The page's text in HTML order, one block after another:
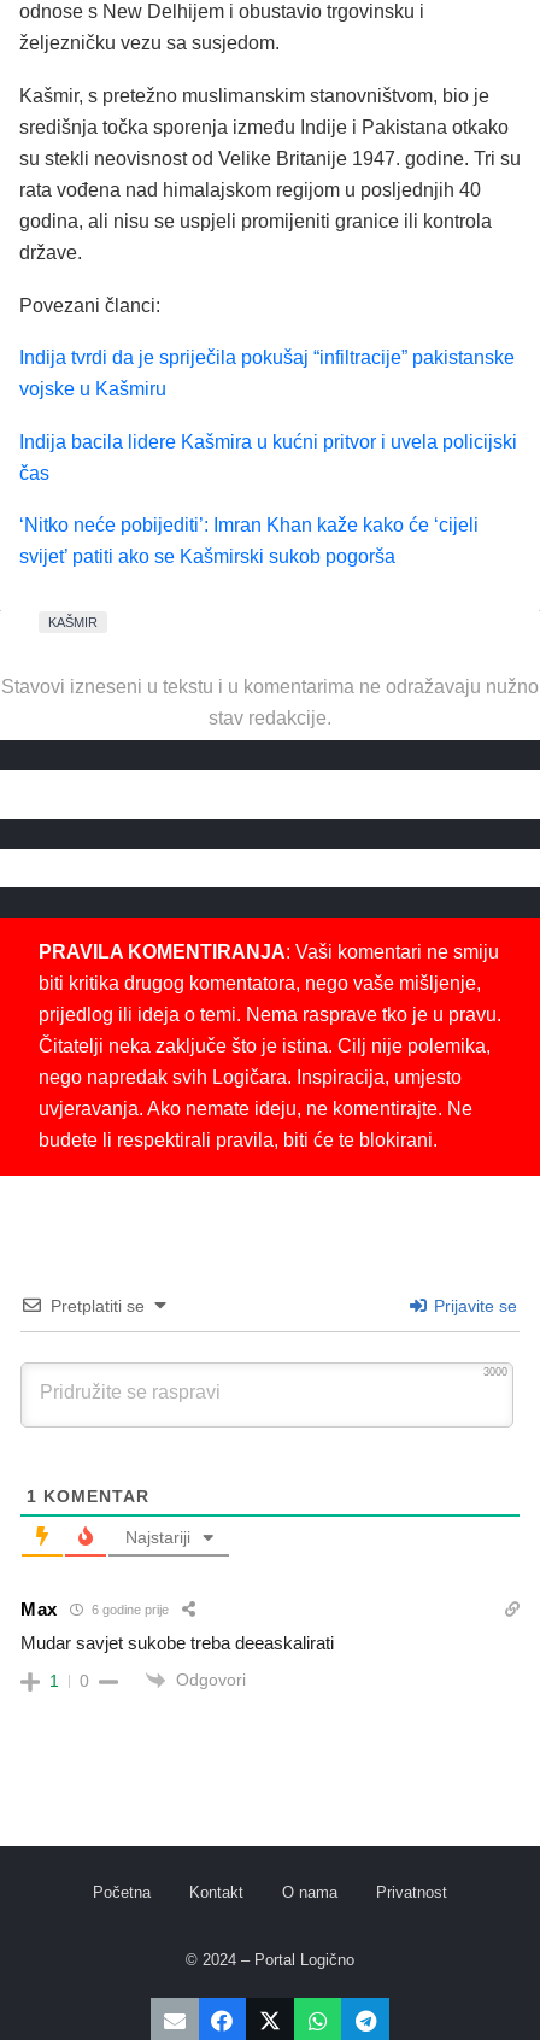
odnose s New Delhijem i obustavio trgovinsku i
željezničku vezu sa susjedom.
Kašmir, s pretežno muslimanskim stanovništvom, bio je
središnja točka sporenja između Indije i Pakistana otkako
su stekli neovisnost od Velike Britanije 1947. godine. Tri su
rata vođena nad himalajskom regijom u posljednjih 40
godina, ali nisu se uspjeli promijeniti granice ili kontrola
države.
Povezani članci:
Indija tvrdi da je spriječila pokušaj “infiltracije” pakistanske
vojske u Kašmiru
Indija bacila lidere Kašmira u kućni pritvor i uvela policijski
čas
‘Nitko neće pobijediti’: Imran Khan kaže kako će ‘cijeli
svijet’ patiti ako se Kašmirski sukob pogorša
KAŠMIR
Stavovi izneseni u tekstu i u komentarima ne odražavaju nužno
stav redakcije.
PRAVILA KOMENTIRANJA: Vaši komentari ne smiju
biti kritika drugog komentatora, nego vaše mišljenje,
prijedlog ili ideja o temi. Nema rasprave tko je u pravu.
Čitatelji neka zaključe što je istina. Cilj nije polemika,
nego napredak svih Logičara. Inspiracija, umjesto
uvjeravanja. Ako nemate ideju, ne komentirajte. Ne
budete li respektirali pravila, biti će te blokirani.
Pretplatiti se Prijavite se
3000
1 KOMENTAR
Najstariji
Max 6 godine prije
Mudar savjet sukobe treba deeaskalirati
1 0 Odgovori
Početna Kontakt O nama Privatnost
© 2024 – Portal Logično